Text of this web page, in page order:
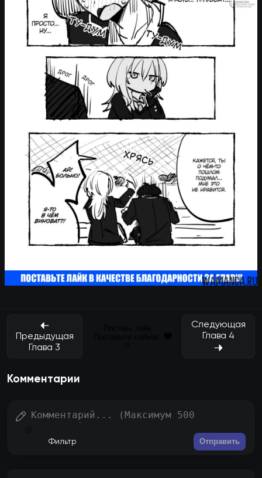
Предыдущая
Глава 3
Следующая
Глава 4
Комментарии
Фильтр Отправить